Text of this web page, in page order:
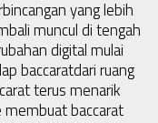
yang lebih
muncul di tengah
digital mulai
baccaratdari ruang
terus menarik
baccarat